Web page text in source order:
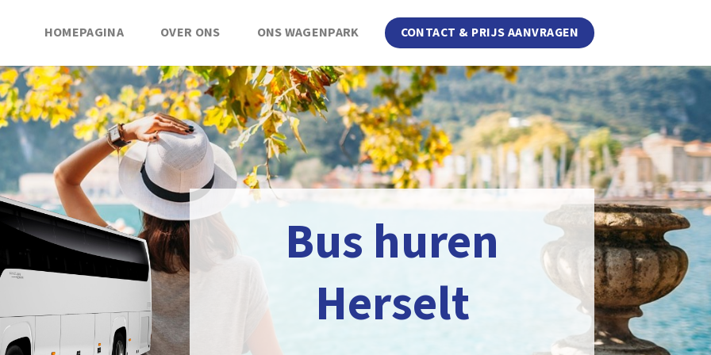
HOMEPAGINA OVER ONS ONS WAGENPARK CONTACT & PRIJS AANVRAGEN
Bus huren
Herselt